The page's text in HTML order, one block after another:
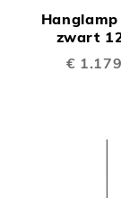
zwart
€